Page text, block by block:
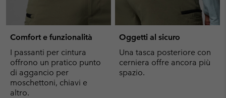
Comfort e funzionalità
I passanti per cintura
offrono un pratico punto
di aggancio per
moschettoni, chiavi e
altro.
Oggetti al sicuro
Una tasca posteriore con
cerniera offre ancora più
spazio.